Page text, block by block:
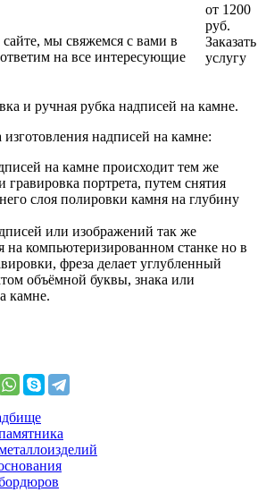
мы свяжемся с вами в
на все интересующие
от 1200
руб.
Заказать
услугу
и ручная рубка надписей на камне.
надписей на камне:
на камне происходит тем же
гравировка портрета, путем снятия
слоя полировки камня на глубину
или изображений так же
на компьютеризированном станке но в
фреза делает углубленный
объёмной буквы, знака или
камне.